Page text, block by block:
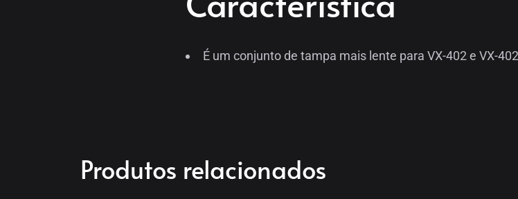
É um conjunto de tampa mais lente para VX-402 e VX-
Produtos relacionados